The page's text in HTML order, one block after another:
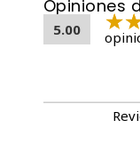
Opiniones
5.00